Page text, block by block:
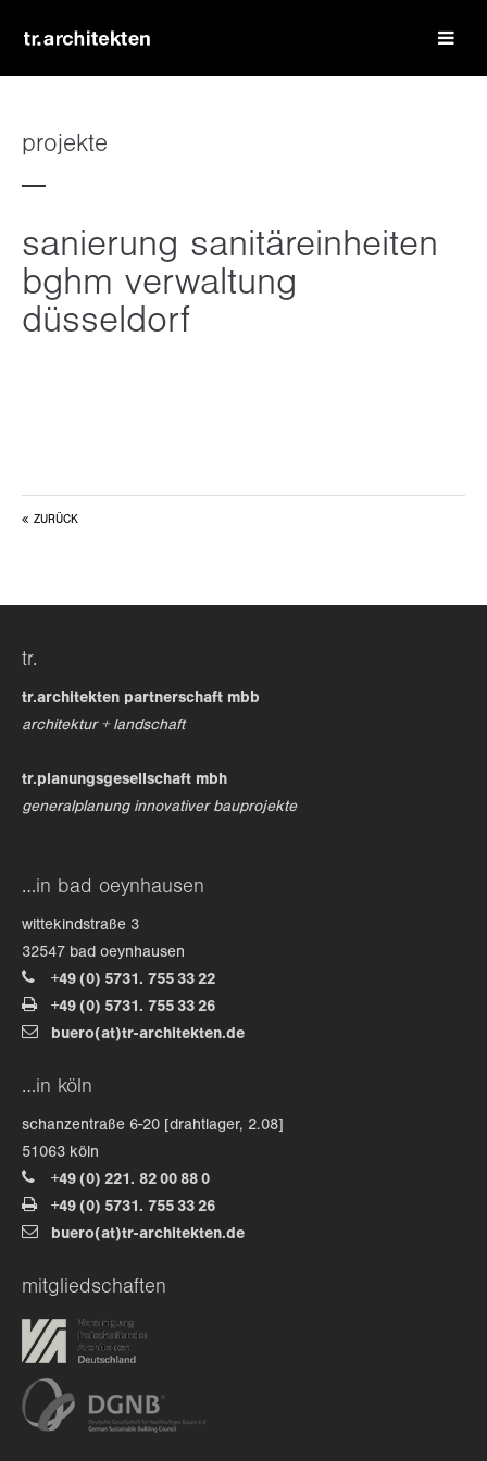
passwort
get in touch
376-293 city road, suite 600
san francisco, ca 94102
+44 1234 567 890
drop us a line
info@yourdomain.com
about us
lorem ipsum dolor sit amet, consectetuer
aenean commodo ligula eget dolor. aenean massa. cum
sociis natoque penatibus et magnis dis parturient
montes, nascetur ridiculus mus. donec quam felis,
ultricies nec.
projekte
sanierung sanitäreinheiten
bghm verwaltung
düsseldorf
ZURÜCK
tr.
tr.architekten partnerschaft mbb
architektur + landschaft
tr.planungsgesellschaft mbh
generalplanung innovativer bauprojekte
…in bad oeynhausen
wittekindstraße 3
32547 bad oeynhausen
+49 (0) 5731. 755 33 22
+49 (0) 5731. 755 33 26
buero(at)tr-architekten.de
…in köln
schanzentraße 6-20 [drahtlager, 2.08]
51063 köln
+49 (0) 221. 82 00 88 0
+49 (0) 5731. 755 33 26
buero(at)tr-architekten.de
mitgliedschaften